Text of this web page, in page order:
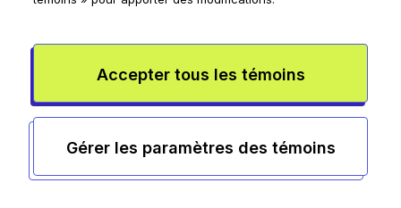
meilleurs emplois d’été pour
au Canada
Gérer les paramètres des témoins
Accepter tous les témoins